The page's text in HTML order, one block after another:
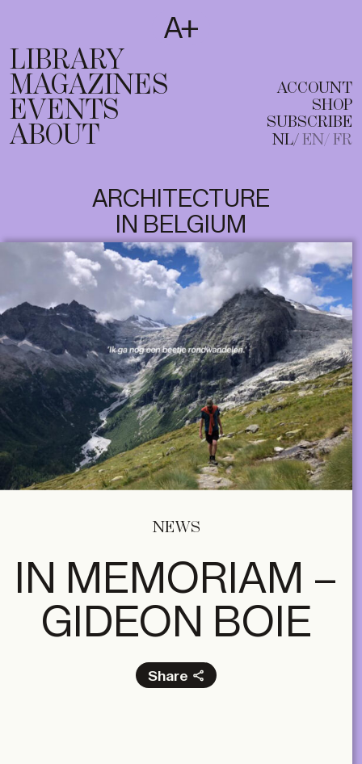
T
EN FR
LIBRARY
MAGAZINES
EVENTS
ABOUT
ACCOUNT
SHOP
SUBSCRIBE
NL EN FR
ARCHITECTURE
IN BELGIUM
NEWS
IN MEMORIAM –
GIDEON BOIE
Share